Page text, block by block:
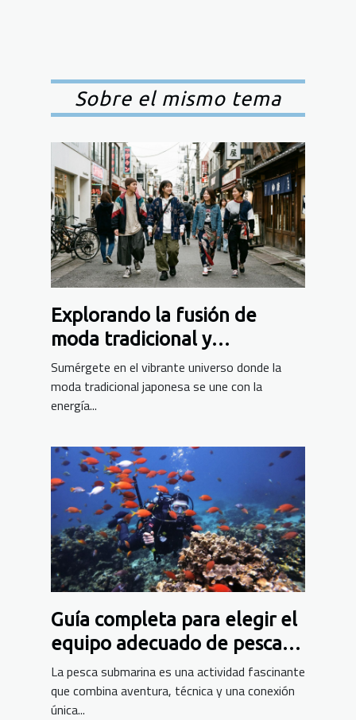
Sobre el mismo tema
Explorando la fusión de
moda tradicional y
streetwear en Japón
Sumérgete en el vibrante universo donde la
moda tradicional japonesa se une con la
energía...
Guía completa para elegir el
equipo adecuado de pesca
submarina
La pesca submarina es una actividad fascinante
que combina aventura, técnica y una conexión
única...